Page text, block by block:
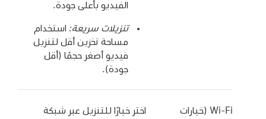
الفيديو بأعلى جودة.
تنزيلات سريعة: استخدام
مساحة تخزين أقل لتنزيل
فيديو أصغر حجمًا (أقل
جودة).
‏Wi‑Fi (خيارات
اختر خيارًا للتنزيل عبر شبكة